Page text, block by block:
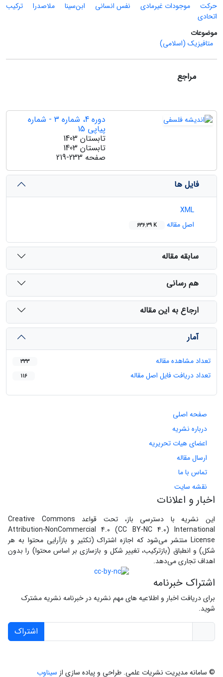
حرکت
موجودات غیرمادی نفس انسانی ابن‌سینا ملاصدرا
ترکیب
اتحادی
موضوعات
متافیزیک (اسلامی)
مراجع
دوره 4، شماره 3 - شماره
پیاپی 15
تابستان 1403
تابستان 1403
صفحه 219-233
فایل ها
XML
اصل مقاله
636.39 K
سابقه مقاله
هم رسانی
ارجاع به این مقاله
آمار
تعداد مشاهده مقاله 333
تعداد دریافت فایل اصل مقاله 116
صفحه اصلی
درباره نشریه
اعضای هیات تحریریه
ارسال مقاله
تماس با ما
نقشه سایت
اخبار و اعلانات
این نشریه با دسترسی باز، تحت قواعد Creative Commons
Attribution-NonCommercial 4.0 (CC BY-NC 4.0) International
License منتشر می‌شود که اجازه اشتراک (تکثیر و بازآرایی محتوا به هر
شکل) و انطباق (بازترکیب، تغییر شکل و بازسازی بر اساس محتوا) را بدون
اهداف تجاری می‌دهد.
اشتراک خبرنامه
برای دریافت اخبار و اطلاعیه های مهم نشریه در خبرنامه نشریه مشترک
شوید.
اشتراک
© سامانه مدیریت نشریات علمی. طراحی و پیاده سازی از سیناوب